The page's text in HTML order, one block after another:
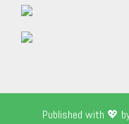
Published with 💖